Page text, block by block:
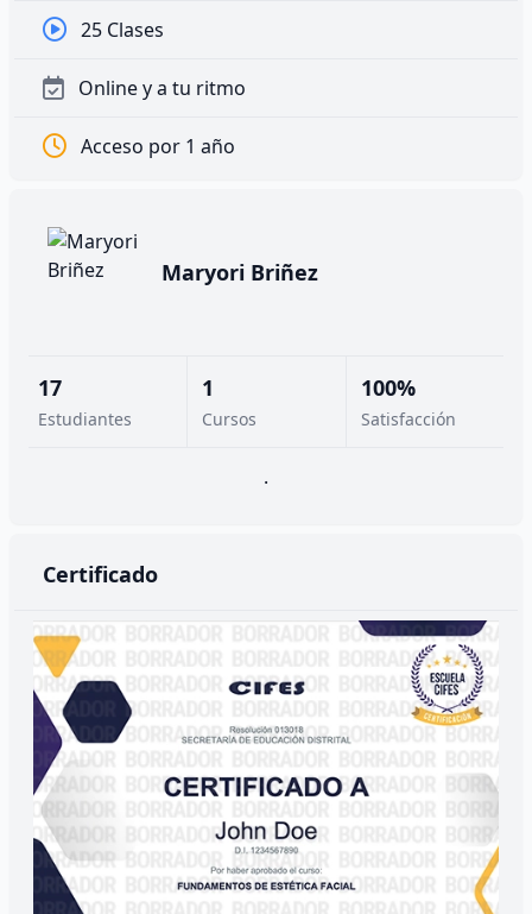
25 Clases
Online y a tu ritmo
Acceso por 1 año
Maryori Briñez
17
Estudiantes
1
Cursos
100%
Satisfacción
.
Certificado